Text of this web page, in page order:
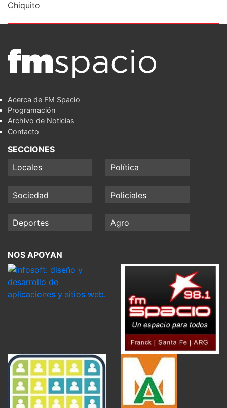
Chiquito
Acerca de FM Spacio
Programación
Archivo de Noticias
Contacto
SECCIONES
Locales
Política
Sociedad Policiales
Deportes Agro
NOS APOYAN